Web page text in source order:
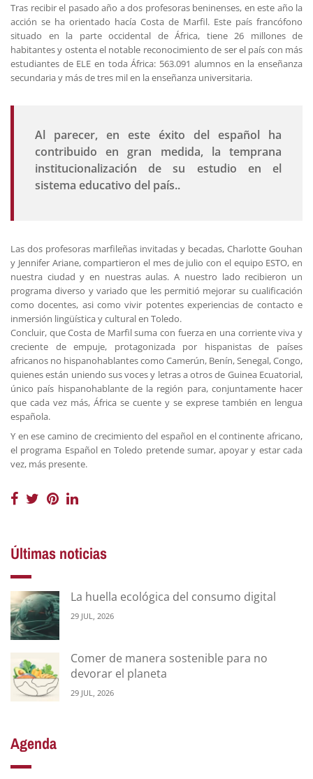
Tras recibir el pasado año a dos profesoras beninenses, en este año la
acción se ha orientado hacía Costa de Marfil. Este país francófono
situado en la parte occidental de África, tiene 26 millones de
habitantes y ostenta el notable reconocimiento de ser el país con más
estudiantes de ELE en toda África: 563.091 alumnos en la enseñanza
secundaria y más de tres mil en la enseñanza universitaria.
Al parecer, en este éxito del español ha
contribuido en gran medida, la temprana
institucionalización de su estudio en el
sistema educativo del país..
Las dos profesoras marfileñas invitadas y becadas, Charlotte Gouhan
y Jennifer Ariane, compartieron el mes de julio con el equipo ESTO, en
nuestra ciudad y en nuestras aulas. A nuestro lado recibieron un
programa diverso y variado que les permitió mejorar su cualificación
como docentes, asi como vivir potentes experiencias de contacto e
inmersión lingüística y cultural en Toledo.
Concluir, que Costa de Marfil suma con fuerza en una corriente viva y
creciente de empuje, protagonizada por hispanistas de países
africanos no hispanohablantes como Camerún, Benín, Senegal, Congo,
quienes están uniendo sus voces y letras a otros de Guinea Ecuatorial,
único país hispanohablante de la región para, conjuntamente hacer
que cada vez más, África se cuente y se exprese también en lengua
española.
Y en ese camino de crecimiento del español en el continente africano,
el programa Español en Toledo pretende sumar, apoyar y estar cada
vez, más presente.
Últimas noticias
La huella ecológica del consumo digital
29 JUL, 2026
Comer de manera sostenible para no
devorar el planeta
29 JUL, 2026
Agenda